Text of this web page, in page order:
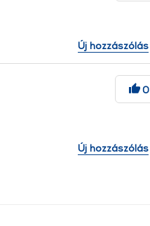
Új hozzászólás
0
Új hozzászólás